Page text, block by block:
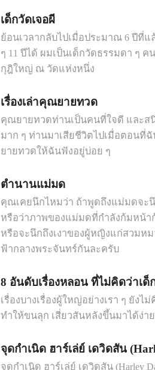
เด็กวัดเจอผี
ย้อนเวลากลับไปเมื่อประมาณ 6 ปีที่
ๆ 11 ปีได้ ผมเป็นเด็กวัดธรรมดา ๆ
กุฎิใหญ่ ณ วัดแห่งหนึ่ง
เรื่องเล่าคุณยายทวด
คุณยายทวดท่านเป็นคนที่ใจดี และ
มาก ๆ ท่านมาเสียชีวิตไปเมื่อตอนที่
ยายทวดให้ฉันฟังอยู่บ่อย ๆ
ตำนานแม่มด
คุณเคยนึกไหมว่า ถ้าพูดถึงแม่มดจะ
หรือว่าภาพของแม่มดที่กำลังก้มหน้
หรือจะนึกถึงเงาของผู้หญิงแก่สวมห
ฟ้ากลางพระจันทร์กันละครับ
8 อันดับเรื่องหลอน ที่ไม่คิดว่าเด็
เรื่องบางเรื่องผู้ใหญ่อย่างเรา ๆ ยัง
ทำให้ขนลุก เสี่ยวสันหลังขึ้นมาได้ง่าย
จุดกำเนิด ฮาร์เล่ย์ เดวิดสัน
จุดกำเนิด ฮาร์เล่ย์ เดวิดสัน (Harley